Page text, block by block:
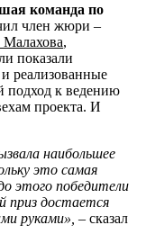
команда по
член жюри –
,
показали
реализованные
подход к ведению
проекта. И
наибольшее
это самая
этого победители
приз достается
руками», – сказал